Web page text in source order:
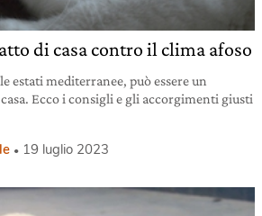
di casa contro il clima afoso
estati mediterranee, può essere un
Ecco i consigli e gli accorgimenti giusti
19 luglio 2023